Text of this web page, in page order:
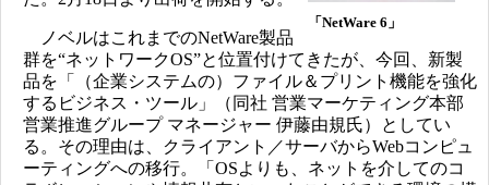
「NetWare 6」
ノベルはこれまでのNetWare製品
群を“ネットワークOS”と位置付けてきたが、今回、新製
品を「（企業システムの）ファイル＆プリント機能を強化
するビジネス・ツール」（同社 営業マーケティング本部
営業推進グループ マネージャー 伊藤由規氏）としてい
る。その理由は、クライアント／サーバからWebコンピュ
ーティングへの移行。「OSよりも、ネットを介してのコ